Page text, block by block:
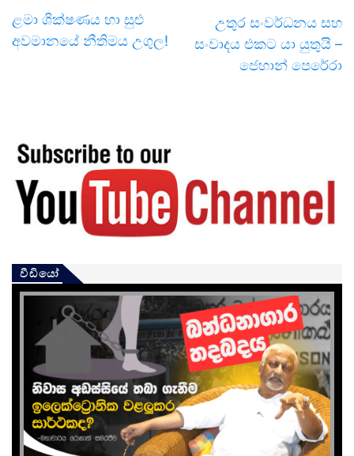
ළමා ශික්ෂණය හා සුළු
අවමානයේ නීතිමය උගුල!
උතුර සංවර්ධනය සහ
සංවාදය එකට යා යුතුයි –
ජෙහාන් පෙරේරා
වීඩියෝ